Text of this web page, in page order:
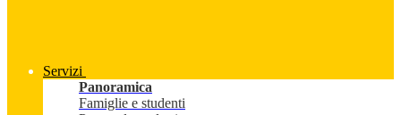
Servizi
Panoramica
Famiglie e studenti